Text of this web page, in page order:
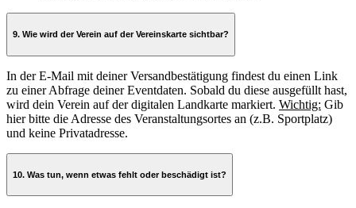
9. Wie wird der Verein auf der Vereinskarte sichtbar?
In der E-Mail mit deiner Versandbestätigung findest du einen Link
zu einer Abfrage deiner Eventdaten. Sobald du diese ausgefüllt hast,
wird dein Verein auf der digitalen Landkarte markiert. Wichtig: Gib
hier bitte die Adresse des Veranstaltungsortes an (z.B. Sportplatz)
und keine Privatadresse.
10. Was tun, wenn etwas fehlt oder beschädigt ist?